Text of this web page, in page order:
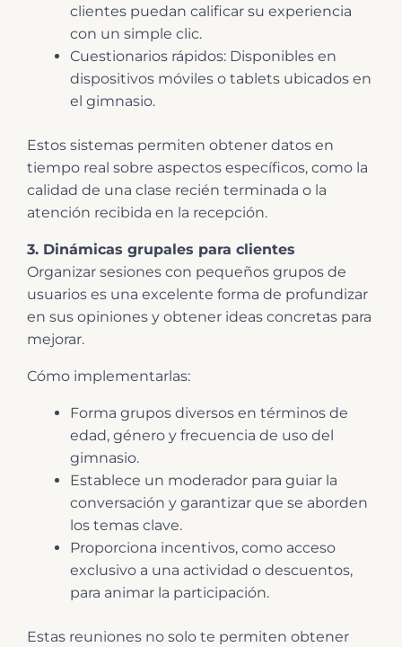
clientes puedan calificar su experiencia
con un simple clic.
Cuestionarios rápidos: Disponibles en
dispositivos móviles o tablets ubicados en
el gimnasio.
Estos sistemas permiten obtener datos en
tiempo real sobre aspectos específicos, como la
calidad de una clase recién terminada o la
atención recibida en la recepción.
3. Dinámicas grupales para clientes
Organizar sesiones con pequeños grupos de
usuarios es una excelente forma de profundizar
en sus opiniones y obtener ideas concretas para
mejorar.
Cómo implementarlas:
Forma grupos diversos en términos de
edad, género y frecuencia de uso del
gimnasio.
Establece un moderador para guiar la
conversación y garantizar que se aborden
los temas clave.
Proporciona incentivos, como acceso
exclusivo a una actividad o descuentos,
para animar la participación.
Estas reuniones no solo te permiten obtener